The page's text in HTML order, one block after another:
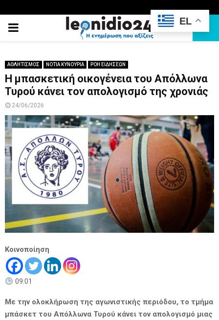
PRIMARY
ΑΘΛΗΤΙΣΜΟΣ ΝΟΤΙΑ ΚΥΝΟΥΡΙΑ ΡΟΗ ΕΙΔΗΣΕΩΝ
Η μπασκετική οικογένεια του Απόλλωνα
Τυρού κάνει τον απολογισμό της χρονιάς
24/06/2026
Κοινοποίηση
09:01
Με την ολοκλήρωση της αγωνιστικής περιόδου, το τμήμα
μπάσκετ του Απόλλωνα Τυρού κάνει τον απολογισμό μιας
EL